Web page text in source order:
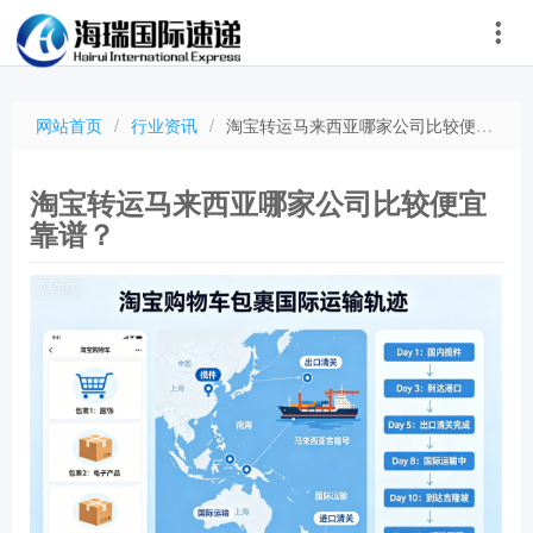
网站首页 / 行业资讯 / ​淘宝转运马来西亚哪家公司比较便宜靠谱？
​淘宝转运马来西亚哪家公司比较便宜
靠谱？